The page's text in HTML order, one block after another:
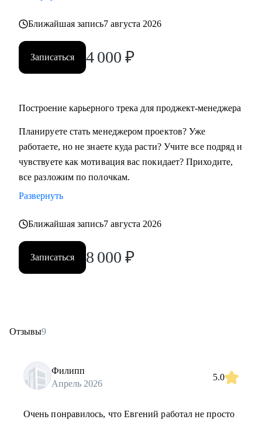
Ближайшая запись7 августа 2026
Записаться 4 000 ₽
Построение карьерного трека для проджект-менеджера
Планируете стать менеджером проектов? Уже
работаете, но не знаете куда расти? Учите все подряд и
чувствуете как мотивация вас покидает? Приходите,
все разложим по полочкам.
Развернуть
Ближайшая запись7 августа 2026
Записаться 8 000 ₽
Отзывы9
Филипп
Апрель 2026
5.0
Очень понравилось, что Евгений работал не просто